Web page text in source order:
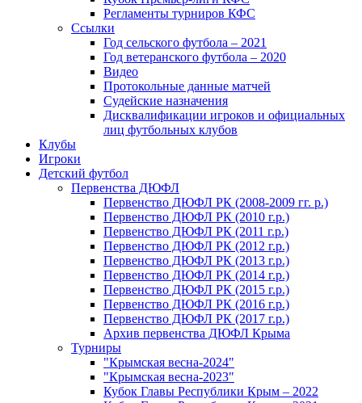
Регламенты турниров КФС
Ссылки
Год сельского футбола – 2021
Год ветеранского футбола – 2020
Видео
Протокольные данные матчей
Судейские назначения
Дисквалификации игроков и официальных
лиц футбольных клубов
Клубы
Игроки
Детский футбол
Первенства ДЮФЛ
Первенство ДЮФЛ РК (2008-2009 гг. р.)
Первенство ДЮФЛ РК (2010 г.р.)
Первенство ДЮФЛ РК (2011 г.р.)
Первенство ДЮФЛ РК (2012 г.р.)
Первенство ДЮФЛ РК (2013 г.р.)
Первенство ДЮФЛ РК (2014 г.р.)
Первенство ДЮФЛ РК (2015 г.р.)
Первенство ДЮФЛ РК (2016 г.р.)
Первенство ДЮФЛ РК (2017 г.р.)
Архив первенства ДЮФЛ Крыма
Турниры
"Крымская весна-2024"
"Крымская весна-2023"
Кубок Главы Республики Крым – 2022